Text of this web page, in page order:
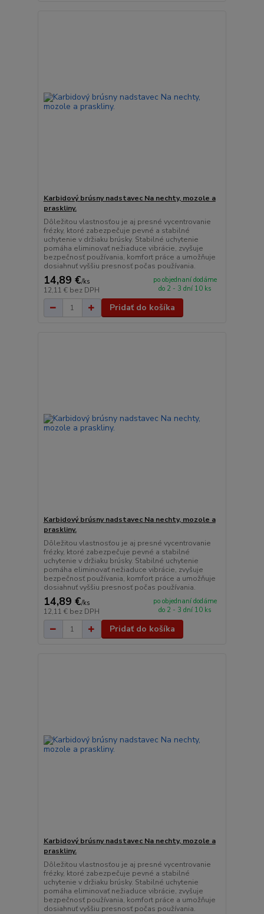
Karbidový brúsny nadstavec Na nechty, mozole a
praskliny.
Dôležitou vlastnosťou je aj presné vycentrovanie
frézky, ktoré zabezpečuje pevné a stabilné
uchytenie v držiaku brúsky. Stabilné uchytenie
pomáha eliminovať nežiaduce vibrácie, zvyšuje
bezpečnosť používania, komfort práce a umožňuje
dosiahnuť vyššiu presnosť počas používania.
14,89 €/ks
12,11 € bez DPH
po objednaní dodáme
do 2 - 3 dní 10 ks
Pridať do košíka
Karbidový brúsny nadstavec Na nechty, mozole a
praskliny.
Dôležitou vlastnosťou je aj presné vycentrovanie
frézky, ktoré zabezpečuje pevné a stabilné
uchytenie v držiaku brúsky. Stabilné uchytenie
pomáha eliminovať nežiaduce vibrácie, zvyšuje
bezpečnosť používania, komfort práce a umožňuje
dosiahnuť vyššiu presnosť počas používania.
14,89 €/ks
12,11 € bez DPH
po objednaní dodáme
do 2 - 3 dní 10 ks
Pridať do košíka
Karbidový brúsny nadstavec Na nechty, mozole a
praskliny.
Dôležitou vlastnosťou je aj presné vycentrovanie
frézky, ktoré zabezpečuje pevné a stabilné
uchytenie v držiaku brúsky. Stabilné uchytenie
pomáha eliminovať nežiaduce vibrácie, zvyšuje
bezpečnosť používania, komfort práce a umožňuje
dosiahnuť vyššiu presnosť počas používania.